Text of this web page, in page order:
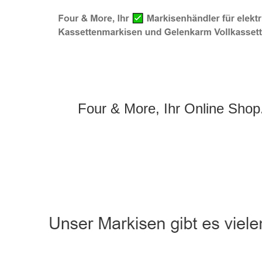
Four & More, Ihr Online